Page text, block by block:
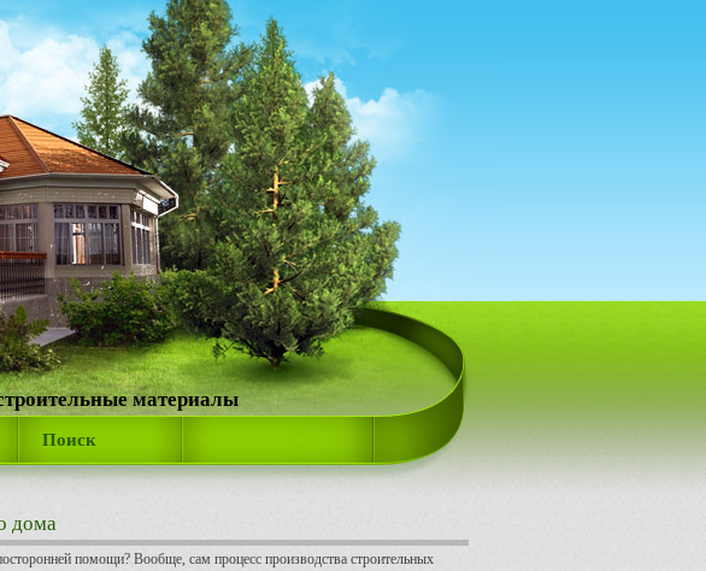
материалы
Поиск
дома
помощи? Вообще, сам процесс производства строительных